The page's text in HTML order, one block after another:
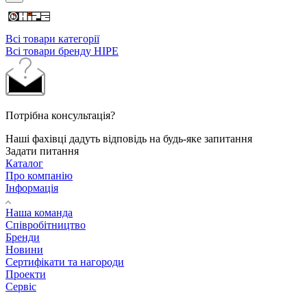
Всі товари категорії
Всі товари бренду HIPE
Потрібна консультація?
Наші фахівці дадуть відповідь на будь-яке запитання
Задати питання
Каталог
Про компанію
Інформація
Наша команда
Співробітництво
Бренди
Новини
Сертифікати та нагороди
Проекти
Сервіс